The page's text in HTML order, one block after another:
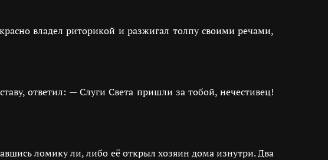
владел риторикой и разжигал толпу своими речами,
ответил: — Слуги Света пришли за тобой, нечестивец!
ломику ли, либо её открыл хозяин дома изнутри. Два